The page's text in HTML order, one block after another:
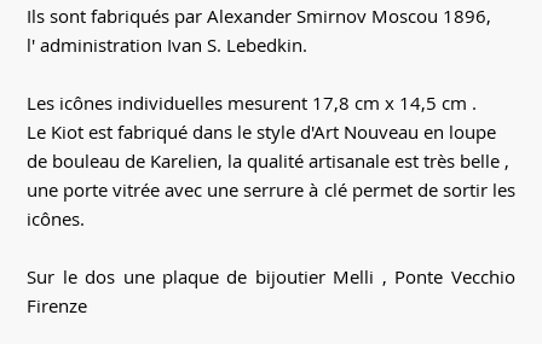
Ils sont fabriqués par Alexander Smirnov Moscou 1896,
l' administration Ivan S. Lebedkin.
Les icônes individuelles mesurent 17,8 cm x 14,5 cm .
Le Kiot est fabriqué dans le style d'Art Nouveau en loupe
de bouleau de Karelien, la qualité artisanale est très belle ,
une porte vitrée avec une serrure à clé permet de sortir les
icônes.
Sur le dos une plaque de bijoutier Melli , Ponte Vecchio
Firenze